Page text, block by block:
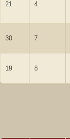
21 4
30 7
19 8